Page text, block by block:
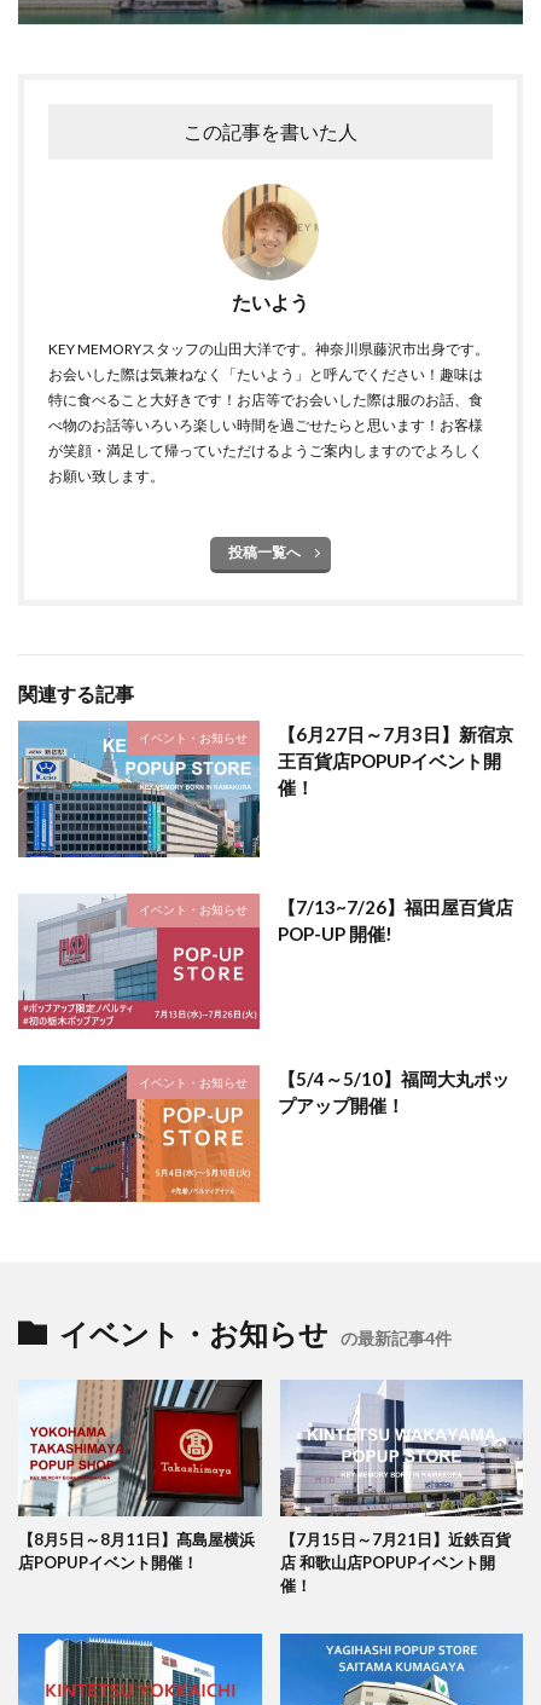
この記事を書いた人
たいよう
KEY MEMORYスタッフの山田大洋です。神奈川県藤沢市出身です。
お会いした際は気兼ねなく「たいよう」と呼んでください！趣味は
特に食べること大好きです！お店等でお会いした際は服のお話、食
べ物のお話等いろいろ楽しい時間を過ごせたらと思います！お客様
が笑顔・満足して帰っていただけるようご案内しますのでよろしく
お願い致します。
投稿一覧へ
関連する記事
イベント・お知らせ
【6月27日～7月3日】新宿京
王百貨店POPUPイベント開
催！
イベント・お知らせ
【7/13~7/26】福田屋百貨店
POP-UP 開催!
イベント・お知らせ
【5/4～5/10】福岡大丸ポッ
プアップ開催！
イベント・お知らせ の最新記事4件
【8月5日～8月11日】髙島屋横浜
店POPUPイベント開催！
【7月15日～7月21日】近鉄百貨
店 和歌山店POPUPイベント開
催！